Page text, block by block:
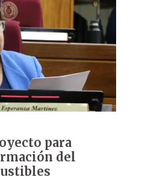
para
del